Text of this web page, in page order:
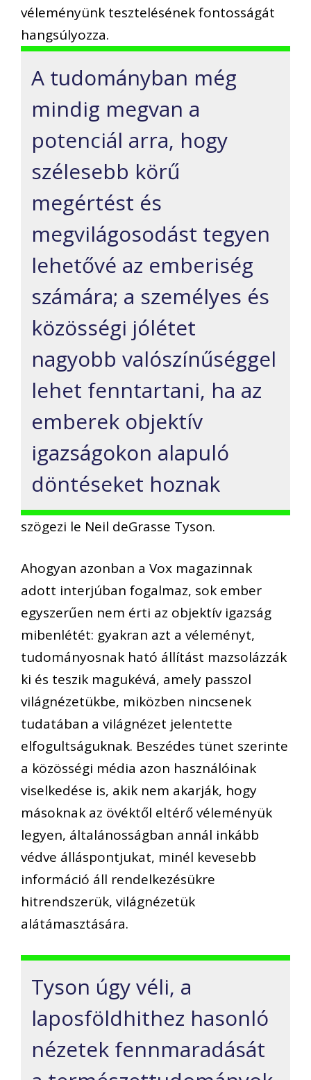
véleményünk tesztelésének fontosságát
hangsúlyozza.
A tudományban még
mindig megvan a
potenciál arra, hogy
szélesebb körű
megértést és
megvilágosodást tegyen
lehetővé az emberiség
számára; a személyes és
közösségi jólétet
nagyobb valószínűséggel
lehet fenntartani, ha az
emberek objektív
igazságokon alapuló
döntéseket hoznak
szögezi le Neil deGrasse Tyson.
Ahogyan azonban a Vox magazinnak
adott interjúban fogalmaz, sok ember
egyszerűen nem érti az objektív igazság
mibenlétét: gyakran azt a véleményt,
tudományosnak ható állítást mazsolázzák
ki és teszik magukévá, amely passzol
világnézetükbe, miközben nincsenek
tudatában a világnézet jelentette
elfogultságuknak. Beszédes tünet szerinte
a közösségi média azon használóinak
viselkedése is, akik nem akarják, hogy
másoknak az övéktől eltérő véleményük
legyen, általánosságban annál inkább
védve álláspontjukat, minél kevesebb
információ áll rendelkezésükre
hitrendszerük, világnézetük
alátámasztására.
Tyson úgy véli, a
laposföldhithez hasonló
nézetek fennmaradását